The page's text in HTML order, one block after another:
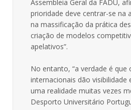
Assembleia Geral da FADU,
prioridade deve centrar-se na
na massificação da prática
criação de modelos
apelativos”.
No entanto, “a verdade é que
internacionais dão visibilidade
uma realidade muitas vezes
Desporto Universitário